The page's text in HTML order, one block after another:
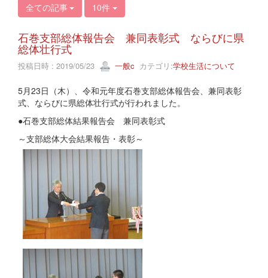
全ての記事 10件
石巻支部総体報告会 兼同表彰式 ならびに県
総体壮行式
投稿日時 : 2019/05/23 一般c カテゴリ:学校生活について
5月23日（木）、令和元年度石巻支部総体報告会、兼同表彰
式、ならびに県総体壮行式が行われました。
●石巻支部総体結果報告会 兼同表彰式
～支部総体大会結果報告・表彰～